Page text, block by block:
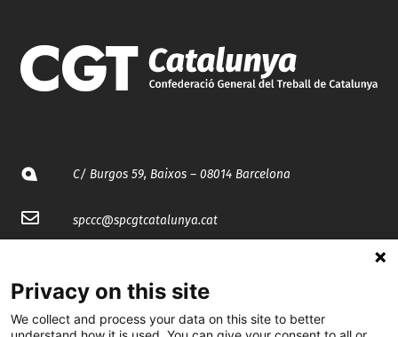
C/ Burgos 59, Baixos – 08014 Barcelona
spccc@spcgtcatalunya.cat
@CGTCatalunya
Privacy on this site
We collect and process your data on this site to better